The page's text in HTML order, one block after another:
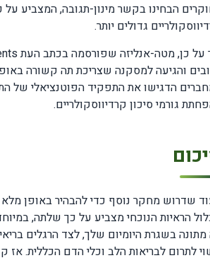
הבחינו בקשר מינון-תגובה, המצביע על
גדולים יותר.
והגיעה למסקנה שצריכת תה קשורה
הדגישו את התפקיד הפוטנציאלי של
גורמי סיכון קרדיווסקולריים.
שדרוש מחקר נוסף כדי להבהיר באופן מלא
הראיות הנוכחי מצביע על כך שלתה,
בשגרת היומיום שלך, לצד הרגלים
לתרום לבריאות הלב וכלי הדם הכללית.